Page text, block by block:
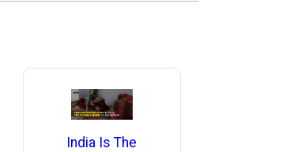
India Is The